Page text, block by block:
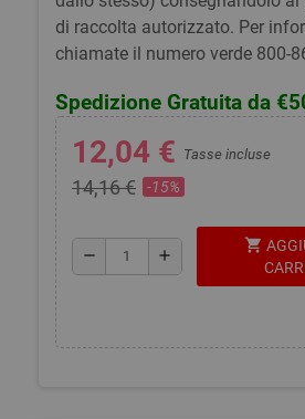
di raccolta autorizzato. Per
chiamate il numero verde 800-
Spedizione Gratuita da
12,04 € Tasse incluse
14,16 € -15%
remove add
shopping_cart